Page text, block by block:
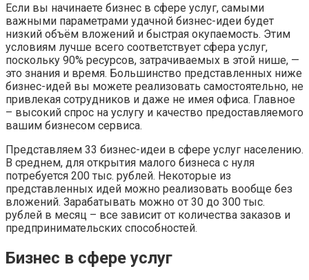
Если вы начинаете бизнес в сфере услуг, самыми
важными параметрами удачной бизнес-идеи будет
низкий объём вложений и быстрая окупаемость. Этим
условиям лучше всего соответствует сфера услуг,
поскольку 90% ресурсов, затрачиваемых в этой нише, —
это знания и время. Большинство представленных ниже
бизнес-идей вы можете реализовать самостоятельно, не
привлекая сотрудников и даже не имея офиса. Главное
– высокий спрос на услугу и качество предоставляемого
вашим бизнесом сервиса.
Представляем 33 бизнес-идеи в сфере услуг населению.
В среднем, для открытия малого бизнеса с нуля
потребуется 200 тыс. рублей. Некоторые из
представленных идей можно реализовать вообще без
вложений. Зарабатывать можно от 30 до 300 тыс.
рублей в месяц – все зависит от количества заказов и
предпринимательских способностей.
Бизнес в сфере услуг